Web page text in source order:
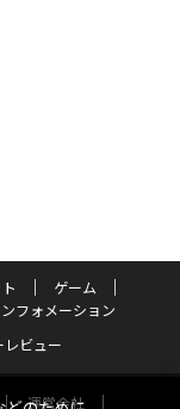
ゲーム
フォメーション
レビュー
運営会社